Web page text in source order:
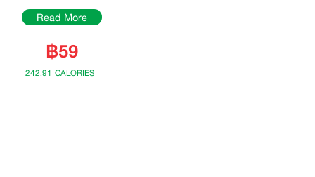
Read More
฿59
242.91 CALORIES